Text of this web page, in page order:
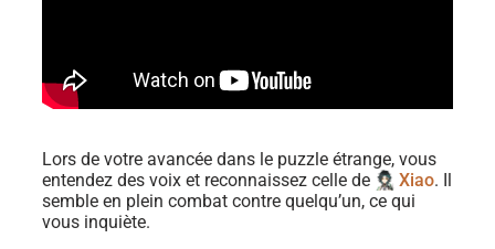
Lors de votre avancée dans le puzzle étrange, vous
entendez des voix et reconnaissez celle de
Xiao. Il
semble en plein combat contre quelqu’un, ce qui
vous inquiète.